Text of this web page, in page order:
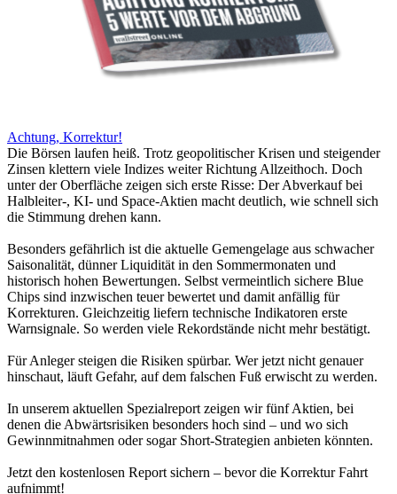
Achtung, Korrektur!
Die Börsen laufen heiß. Trotz geopolitischer Krisen und steigender
Zinsen klettern viele Indizes weiter Richtung Allzeithoch. Doch
unter der Oberfläche zeigen sich erste Risse: Der Abverkauf bei
Halbleiter-, KI- und Space-Aktien macht deutlich, wie schnell sich
die Stimmung drehen kann.
Besonders gefährlich ist die aktuelle Gemengelage aus schwacher
Saisonalität, dünner Liquidität in den Sommermonaten und
historisch hohen Bewertungen. Selbst vermeintlich sichere Blue
Chips sind inzwischen teuer bewertet und damit anfällig für
Korrekturen. Gleichzeitig liefern technische Indikatoren erste
Warnsignale. So werden viele Rekordstände nicht mehr bestätigt.
Für Anleger steigen die Risiken spürbar. Wer jetzt nicht genauer
hinschaut, läuft Gefahr, auf dem falschen Fuß erwischt zu werden.
In unserem aktuellen Spezialreport zeigen wir fünf Aktien, bei
denen die Abwärtsrisiken besonders hoch sind – und wo sich
Gewinnmitnahmen oder sogar Short-Strategien anbieten könnten.
Jetzt den kostenlosen Report sichern – bevor die Korrektur Fahrt
aufnimmt!